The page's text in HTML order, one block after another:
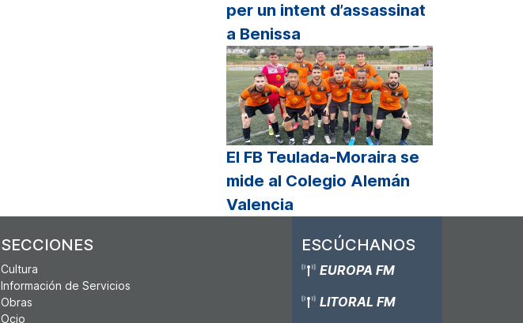
per un intent d’assassinat
a Benissa
El FB Teulada-Moraira se
mide al Colegio Alemán
Valencia
SECCIONES
Cultura
Información de Servicios
Obras
Ocio
ESCÚCHANOS
EUROPA FM
LITORAL FM